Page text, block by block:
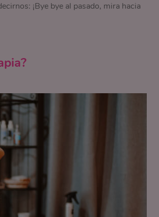
¡Bye bye al pasado, mira hacia